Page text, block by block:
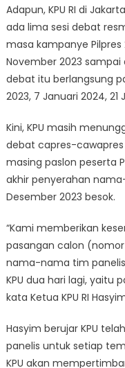
Adapun, KPU RI di
ada lima sesi debat
masa kampanye
November 2023 sampai
debat itu berlangsung
2023, 7 Januari 2024,
Kini, KPU masih
debat capres-
masing paslon peserta
akhir penyerahan
Desember 2023 besok.
“Kami memberikan
pasangan calon
nama-nama tim
KPU dua hari lagi, yaitu
kata Ketua KPU RI
Hasyim berujar KPU
panelis untuk setiap
KPU akan